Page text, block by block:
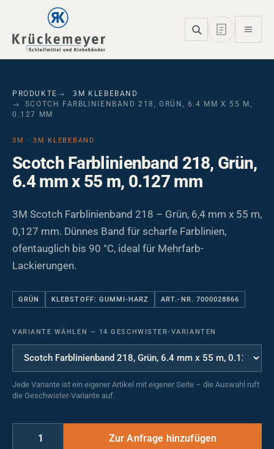
Skip to main navigation
Skip to main content
Skip to page footer
PRODUKTE
3M KLEBEBAND
SCOTCH FARBLINIENBAND 218, GRÜN, 6.4 MM X 55 M,
0.127 MM
3M · 3M KLEBEBAND
Scotch Farblinienband 218, Grün,
6.4 mm x 55 m, 0.127 mm
3M Scotch Farblinienband 218 – Grün, 6,4 mm x 55 m,
0,127 mm. Dünnes Band für scharfe Farblinien,
ofentauglich bis 90 °C, ideal für Mehrfarb-
Lackierungen.
GRÜN KLEBSTOFF: GUMMI-HARZ ART.-NR. 7000028866
VARIANTE WÄHLEN — 14 GESCHWISTER-VARIANTEN
Jede Variante ist ein eigener Artikel mit eigener Seite – die Auswahl ruft
die Geschwister-Variante auf.